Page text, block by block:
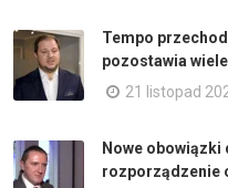
Tempo
pozostawia
21 listopad
Nowe obowiązki
rozporządzenie